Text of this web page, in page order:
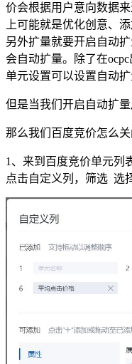
价会根据用户意向数据
上可能就是优化创意、
另外扩量就要开启自动
会自动扩量。除了在
单元设置可以设置自动扩
但是当我们开启自动扩
那么我们百度竞价怎么关
1、来到百度竞价单元列
点击自定义列，筛选 选